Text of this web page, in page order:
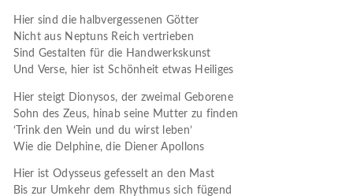
Hier sind die halbvergessenen Götter
Nicht aus Neptuns Reich vertrieben
Sind Gestalten für die Handwerkskunst
Und Verse, hier ist Schönheit etwas Heiliges
Hier steigt Dionysos, der zweimal Geborene
Sohn des Zeus, hinab seine Mutter zu finden
‘Trink den Wein und du wirst leben’
Wie die Delphine, die Diener Apollons
Hier ist Odysseus gefesselt an den Mast
Bis zur Umkehr dem Rhythmus sich fügend